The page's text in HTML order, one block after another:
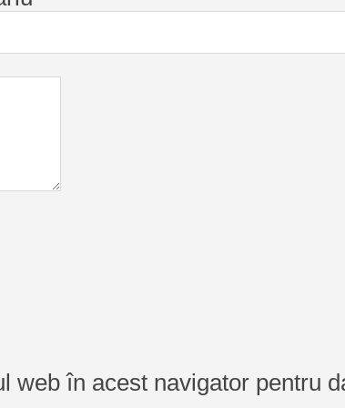
web în acest navigator pentru